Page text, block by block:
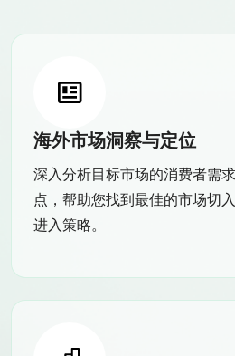
海外市场洞察与定位
深入分析目标市场的消费者需
点，帮助您找到最佳的市场切
进入策略。